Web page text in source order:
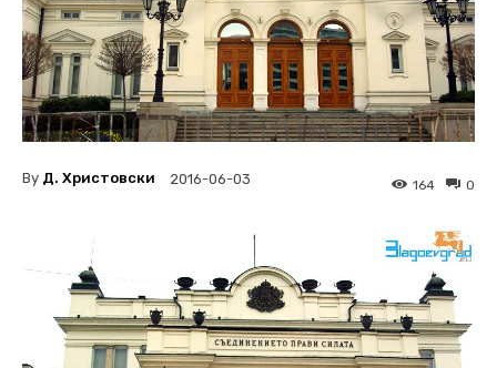
By Д. Христовски 2016-06-03 0
164